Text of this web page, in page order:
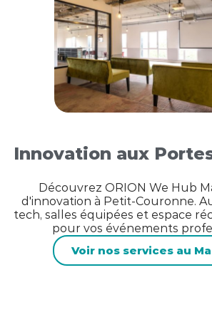
Innovation aux
Découvrez ORION We Hub
d'innovation à Petit-Couronne.
tech, salles équipées et espace
pour vos événements
Voir nos services au